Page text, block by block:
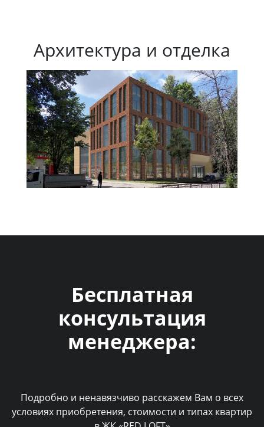
Архитектура и отделка
Бесплатная
консультация
менеджера:
Подробно и ненавязчиво расскажем Вам о всех
условиях приобретения, стоимости и типах квартир